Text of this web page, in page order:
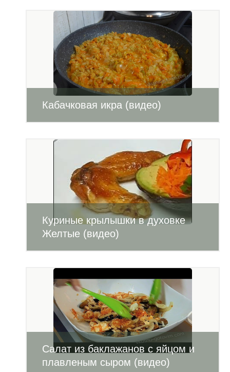
Кабачковая икра (видео)
Куриные крылышки в духовке
Желтые (видео)
Салат из баклажанов с яйцом и
плавленым сыром (видео)